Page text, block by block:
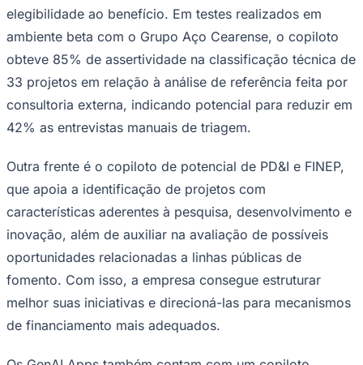
São Paulo
elegibilidade ao benefício. Em testes realizados em
ambiente beta com o Grupo Aço Cearense, o copiloto
obteve 85% de assertividade na classificação técnica de
33 projetos em relação à análise de referência feita por
consultoria externa, indicando potencial para reduzir em
42% as entrevistas manuais de triagem.
Outra frente é o copiloto de potencial de PD&I e FINEP,
que apoia a identificação de projetos com
características aderentes à pesquisa, desenvolvimento e
inovação, além de auxiliar na avaliação de possíveis
oportunidades relacionadas a linhas públicas de
fomento. Com isso, a empresa consegue estruturar
melhor suas iniciativas e direcioná-las para mecanismos
de financiamento mais adequados.